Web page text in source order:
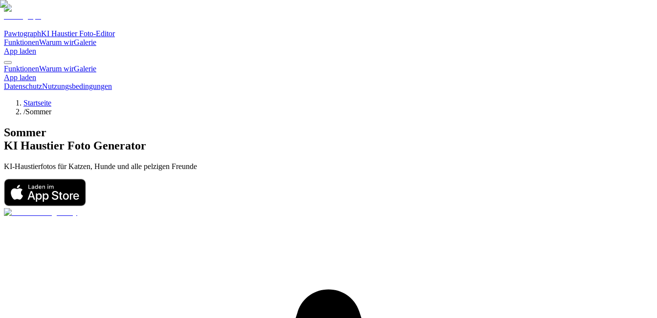
PawtographKI Haustier Foto-Editor
FunktionenWarum wirGalerie
App laden
FunktionenWarum wirGalerie
App laden
DatenschutzNutzungsbedingungen
Startseite
/Sommer
Sommer
KI Haustier Foto Generator
KI-Haustierfotos für Katzen, Hunde und alle pelzigen Freunde